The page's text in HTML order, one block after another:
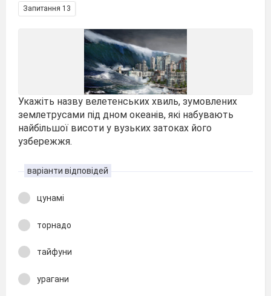
Запитання 13
Укажіть назву велетенських хвиль, зумовлених
землетрусами під дном океанів, які набувають
найбільшої висоти у вузьких затоках його
узбережжя.
варіанти відповідей
цунамі
торнадо
тайфуни
урагани